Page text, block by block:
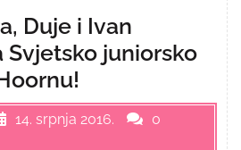
Duje i Ivan
juniorsko
14. srpnja 2016.
0